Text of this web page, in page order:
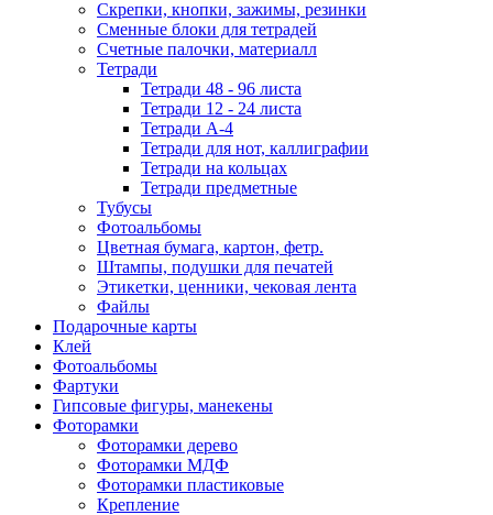
Скрепки, кнопки, зажимы, резинки
Сменные блоки для тетрадей
Счетные палочки, материалл
Тетради
Тетради 48 - 96 листа
Тетради 12 - 24 листа
Тетради А-4
Тетради для нот, каллиграфии
Тетради на кольцах
Тетради предметные
Тубусы
Фотоальбомы
Цветная бумага, картон, фетр.
Штампы, подушки для печатей
Этикетки, ценники, чековая лента
Файлы
Подарочные карты
Клей
Фотоальбомы
Фартуки
Гипсовые фигуры, манекены
Фоторамки
Фоторамки дерево
Фоторамки МДФ
Фоторамки пластиковые
Крепление